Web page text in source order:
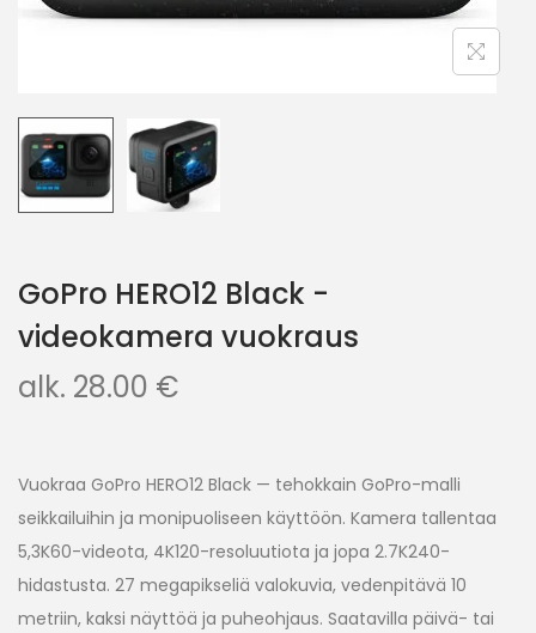
GoPro HERO12 Black -
videokamera vuokraus
alk. 28.00 €
Vuokraa GoPro HERO12 Black — tehokkain GoPro-malli
seikkailuihin ja monipuoliseen käyttöön. Kamera tallentaa
5,3K60-videota, 4K120-resoluutiota ja jopa 2.7K240-
hidastusta. 27 megapikseliä valokuvia, vedenpitävä 10
metriin, kaksi näyttöä ja puheohjaus. Saatavilla päivä- tai